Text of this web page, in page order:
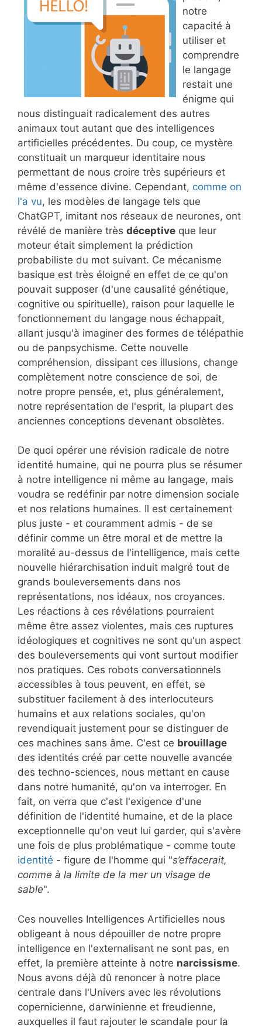
notre
capacité à
utiliser et
comprendre
le langage
restait une
énigme qui
nous distinguait radicalement des autres
animaux tout autant que des intelligences
artificielles précédentes. Du coup, ce mystère
constituait un marqueur identitaire nous
permettant de nous croire très supérieurs et
même d'essence divine. Cependant, comme on
l'a vu, les modèles de langage tels que
ChatGPT, imitant nos réseaux de neurones, ont
révélé de manière très déceptive que leur
moteur était simplement la prédiction
probabiliste du mot suivant. Ce mécanisme
basique est très éloigné en effet de ce qu'on
pouvait supposer (d'une causalité génétique,
cognitive ou spirituelle), raison pour laquelle le
fonctionnement du langage nous échappait,
allant jusqu'à imaginer des formes de télépathie
ou de panpsychisme. Cette nouvelle
compréhension, dissipant ces illusions, change
complètement notre conscience de soi, de
notre propre pensée, et, plus généralement,
notre représentation de l'esprit, la plupart des
anciennes conceptions devenant obsolètes.
De quoi opérer une révision radicale de notre
identité humaine, qui ne pourra plus se résumer
à notre intelligence ni même au langage, mais
voudra se redéfinir par notre dimension sociale
et nos relations humaines. Il est certainement
plus juste - et couramment admis - de se
définir comme un être moral et de mettre la
moralité au-dessus de l'intelligence, mais cette
nouvelle hiérarchisation induit malgré tout de
grands bouleversements dans nos
représentations, nos idéaux, nos croyances.
Les réactions à ces révélations pourraient
même être assez violentes, mais ces ruptures
idéologiques et cognitives ne sont qu'un aspect
des bouleversements qui vont surtout modifier
nos pratiques. Ces robots conversationnels
accessibles à tous peuvent, en effet, se
substituer facilement à des interlocuteurs
humains et aux relations sociales, qu'on
revendiquait justement pour se distinguer de
ces machines sans âme. C'est ce brouillage
des identités créé par cette nouvelle avancée
des techno-sciences, nous mettant en cause
dans notre humanité, qu'on va interroger. En
fait, on verra que c'est l'exigence d'une
définition de l'identité humaine, et de la place
exceptionnelle qu'on veut lui garder, qui s'avère
une fois de plus problématique - comme toute
identité - figure de l'homme qui "s’effacerait,
comme à la limite de la mer un visage de
sable".
Ces nouvelles Intelligences Artificielles nous
obligeant à nous dépouiller de notre propre
intelligence en l'externalisant ne sont pas, en
effet, la première atteinte à notre narcissisme.
Nous avons déjà dû renoncer à notre place
centrale dans l'Univers avec les révolutions
copernicienne, darwinienne et freudienne,
auxquelles il faut rajouter le scandale pour la